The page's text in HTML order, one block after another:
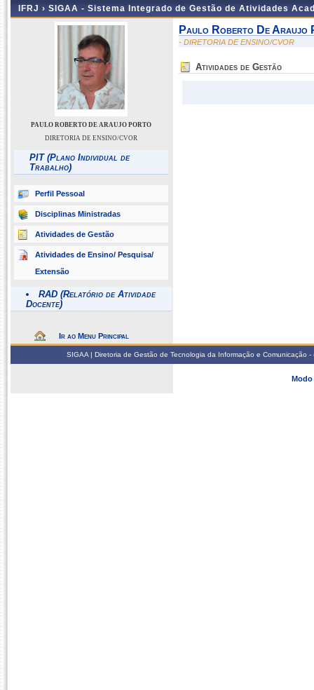
IFRJ › SIGAA - Sistema Integrado de Gestão de Atividades
PAULO ROBERTO DE ARAUJO PORTO
DIRETORIA DE ENSINO/CVOR
PIT (Plano Individual de
Trabalho)
Perfil Pessoal
Disciplinas Ministradas
Atividades de Gestão
Atividades de Ensino/ Pesquisa/
Extensão
RAD (Relatório de Atividade
Docente)
Ir ao Menu Principal
Paulo Roberto De Araujo
- DIRETORIA DE ENSINO/CVOR
Atividades de Gestão
SIGAA | Diretoria de Gestão de Tecnologia da Informação e
Modo